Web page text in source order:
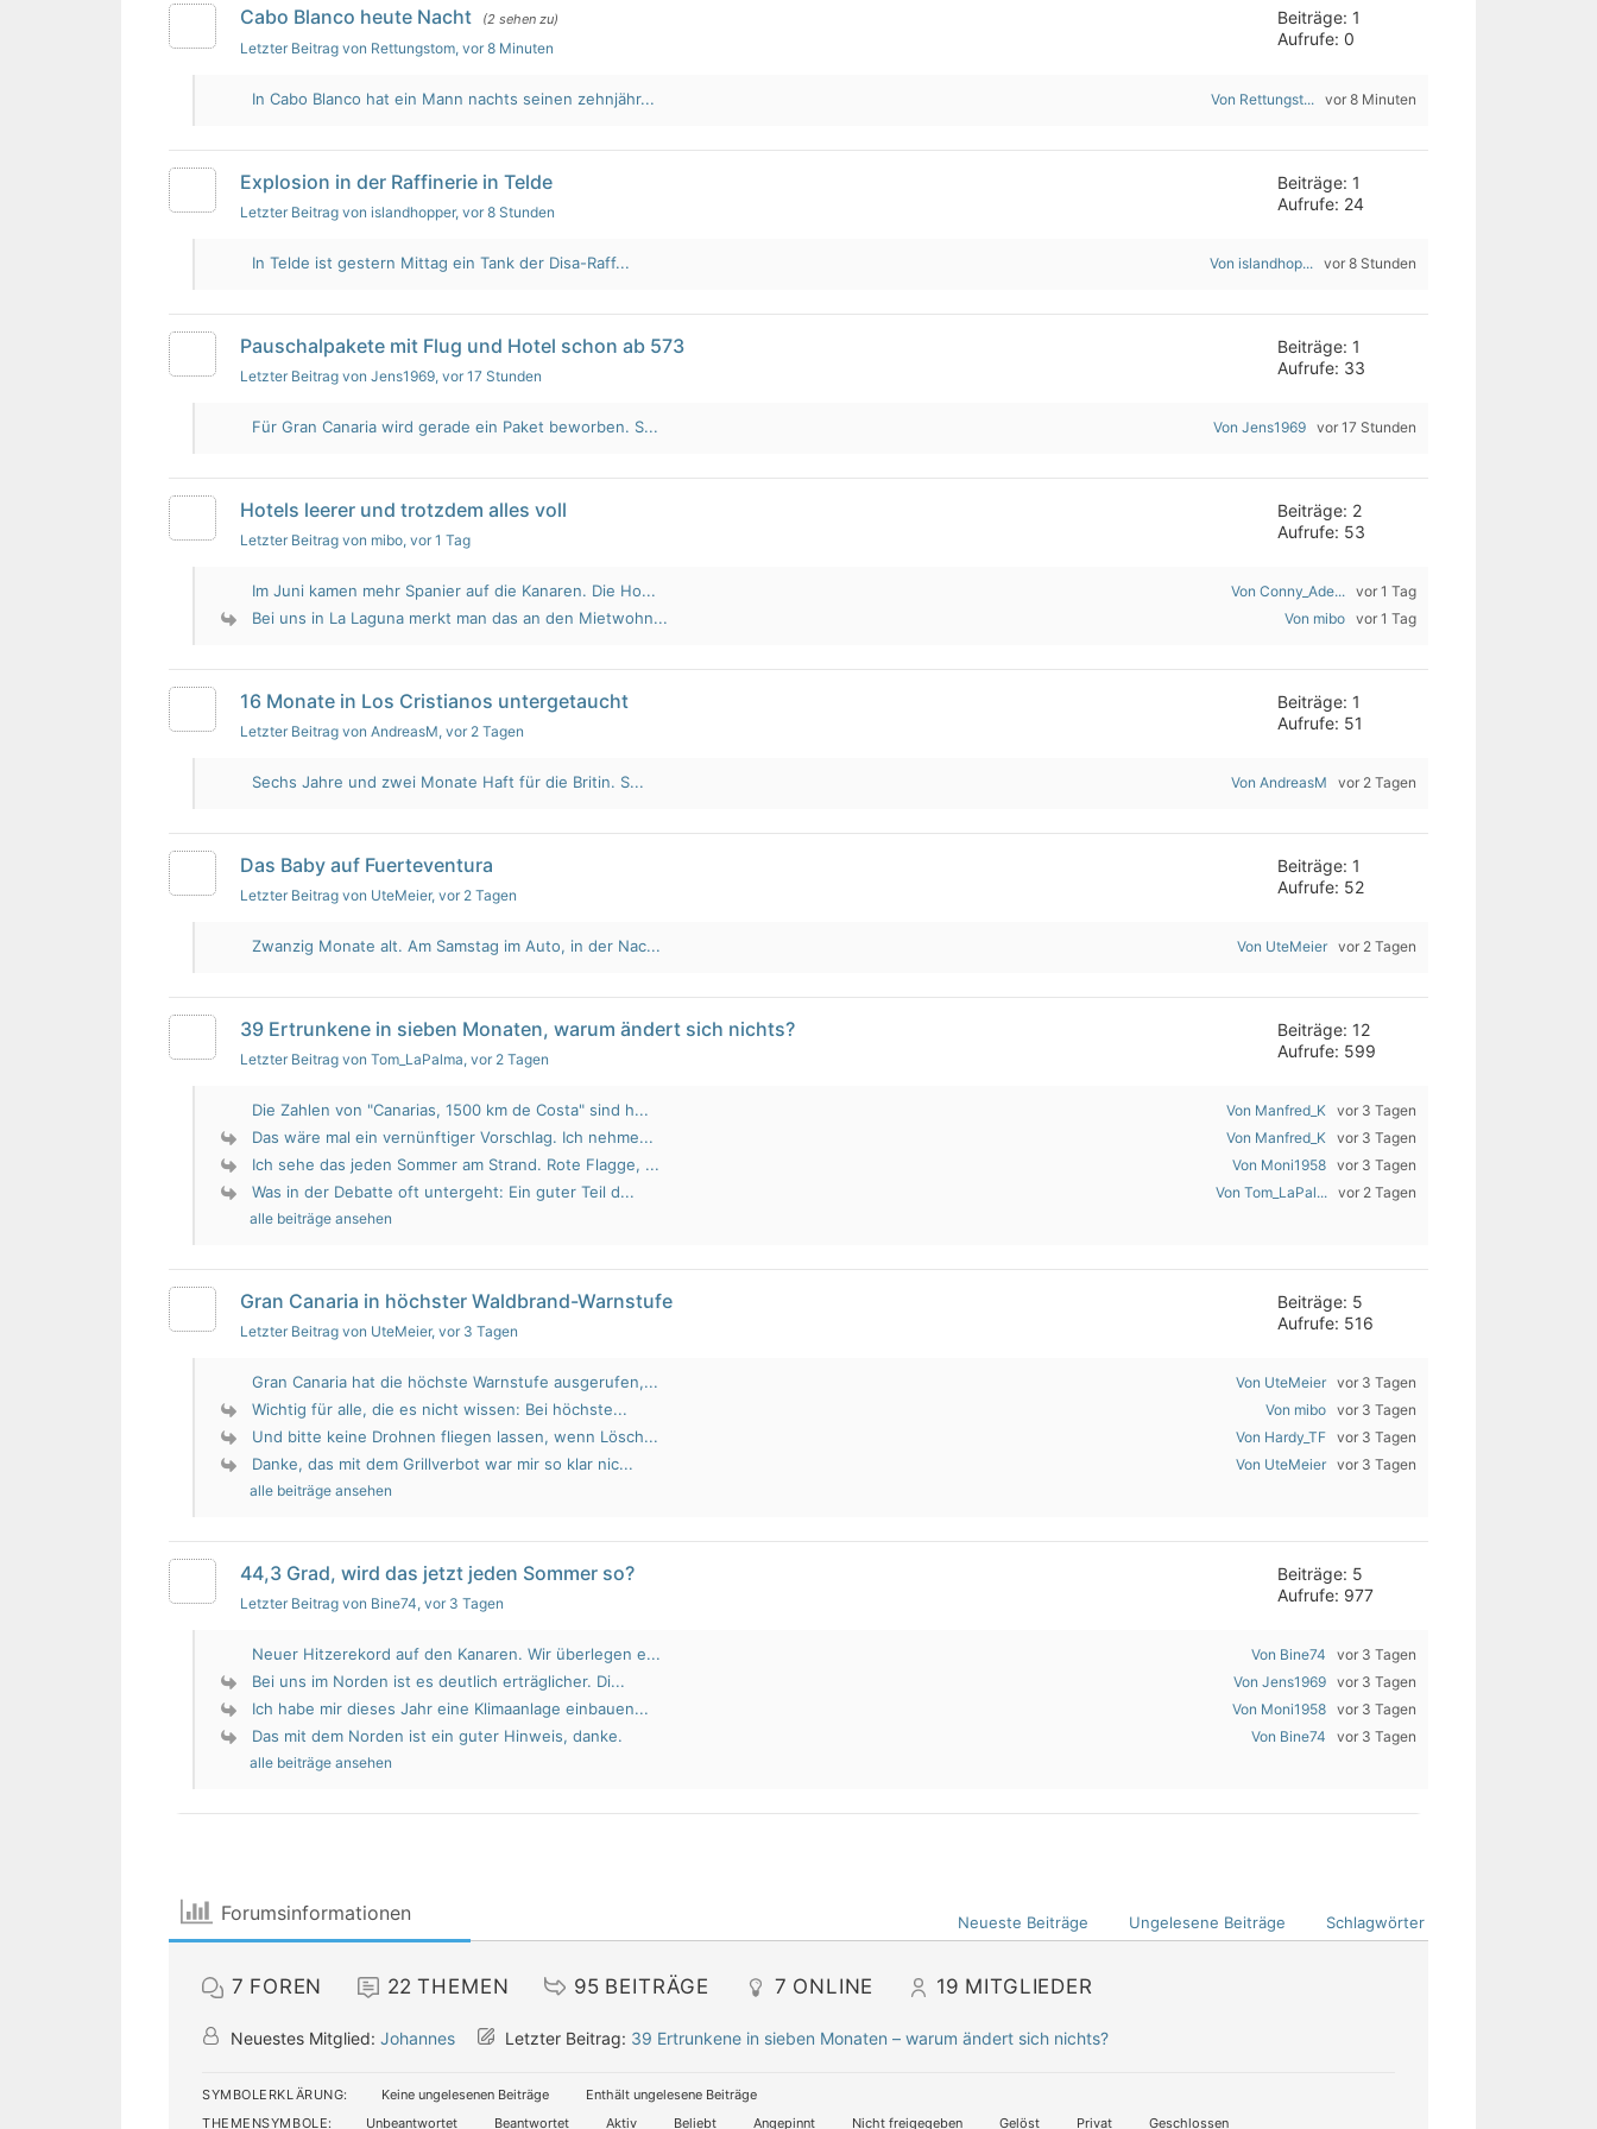
Cabo Blanco heute Nacht (2 sehen zu)
Letzter Beitrag von Rettungstom, vor 8 Minuten
Beiträge: 1
Aufrufe: 0
In Cabo Blanco hat ein Mann nachts seinen zehnjähr... Von Rettungst... vor 8 Minuten
Explosion in der Raffinerie in Telde
Letzter Beitrag von islandhopper, vor 8 Stunden
Beiträge: 1
Aufrufe: 24
In Telde ist gestern Mittag ein Tank der Disa-Raff... Von islandhop... vor 8 Stunden
Pauschalpakete mit Flug und Hotel schon ab 573
Letzter Beitrag von Jens1969, vor 17 Stunden
Beiträge: 1
Aufrufe: 33
Für Gran Canaria wird gerade ein Paket beworben. S... Von Jens1969 vor 17 Stunden
Hotels leerer und trotzdem alles voll
Letzter Beitrag von mibo, vor 1 Tag
Beiträge: 2
Aufrufe: 53
Im Juni kamen mehr Spanier auf die Kanaren. Die Ho... Von Conny_Ade... vor 1 Tag
Bei uns in La Laguna merkt man das an den Mietwohn... Von mibo vor 1 Tag
16 Monate in Los Cristianos untergetaucht
Letzter Beitrag von AndreasM, vor 2 Tagen
Beiträge: 1
Aufrufe: 51
Sechs Jahre und zwei Monate Haft für die Britin. S... Von AndreasM vor 2 Tagen
Das Baby auf Fuerteventura
Letzter Beitrag von UteMeier, vor 2 Tagen
Beiträge: 1
Aufrufe: 52
Zwanzig Monate alt. Am Samstag im Auto, in der Nac... Von UteMeier vor 2 Tagen
39 Ertrunkene in sieben Monaten, warum ändert sich nichts?
Letzter Beitrag von Tom_LaPalma, vor 2 Tagen
Beiträge: 12
Aufrufe: 599
Die Zahlen von "Canarias, 1500 km de Costa" sind h... Von Manfred_K vor 3 Tagen
Das wäre mal ein vernünftiger Vorschlag. Ich nehme... Von Manfred_K vor 3 Tagen
Ich sehe das jeden Sommer am Strand. Rote Flagge, ... Von Moni1958 vor 3 Tagen
Was in der Debatte oft untergeht: Ein guter Teil d... Von Tom_LaPal... vor 2 Tagen
alle beiträge ansehen
Gran Canaria in höchster Waldbrand-Warnstufe
Letzter Beitrag von UteMeier, vor 3 Tagen
Beiträge: 5
Aufrufe: 516
Gran Canaria hat die höchste Warnstufe ausgerufen,... Von UteMeier vor 3 Tagen
Wichtig für alle, die es nicht wissen: Bei höchste... Von mibo vor 3 Tagen
Und bitte keine Drohnen fliegen lassen, wenn Lösch... Von Hardy_TF vor 3 Tagen
Danke, das mit dem Grillverbot war mir so klar nic... Von UteMeier vor 3 Tagen
alle beiträge ansehen
44,3 Grad, wird das jetzt jeden Sommer so?
Letzter Beitrag von Bine74, vor 3 Tagen
Beiträge: 5
Aufrufe: 977
Neuer Hitzerekord auf den Kanaren. Wir überlegen e... Von Bine74 vor 3 Tagen
Bei uns im Norden ist es deutlich erträglicher. Di... Von Jens1969 vor 3 Tagen
Ich habe mir dieses Jahr eine Klimaanlage einbauen... Von Moni1958 vor 3 Tagen
Das mit dem Norden ist ein guter Hinweis, danke. Von Bine74 vor 3 Tagen
alle beiträge ansehen
Forumsinformationen Neueste Beiträge Ungelesene Beiträge Schlagwörter
7 FOREN 22 THEMEN 95 BEITRÄGE 7 ONLINE 19 MITGLIEDER
Neuestes Mitglied: Johannes Letzter Beitrag: 39 Ertrunkene in sieben Monaten – warum ändert sich nichts?
SYMBOLERKLÄRUNG: Keine ungelesenen Beiträge
Enthält ungelesene Beiträge
THEMENSYMBOLE:
Unbeantwortet Beantwortet Aktiv Beliebt Angepinnt Nicht freigegeben Gelöst Privat Geschlossen